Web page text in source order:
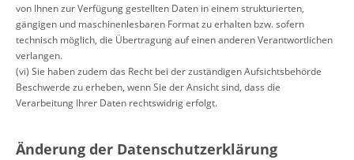
von Ihnen zur Verfügung gestellten Daten in einem strukturierten,
gängigen und maschinenlesbaren Format zu erhalten bzw. sofern
technisch möglich, die Übertragung auf einen anderen Verantwortlichen
verlangen.
(vi) Sie haben zudem das Recht bei der zuständigen Aufsichtsbehörde
Beschwerde zu erheben, wenn Sie der Ansicht sind, dass die
Verarbeitung Ihrer Daten rechtswidrig erfolgt.
Änderung der Datenschutzerklärung